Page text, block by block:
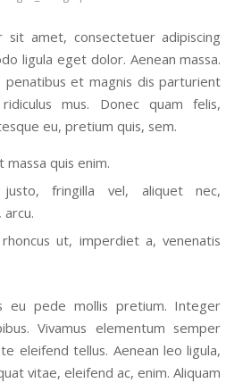
sit amet, consectetuer adipiscing
ligula eget dolor. Aenean massa.
penatibus et magnis dis parturient
mus. Donec quam felis,
eu, pretium quis, sem.
massa quis enim.
fringilla vel, aliquet nec,
ut, imperdiet a, venenatis
eu pede mollis pretium. Integer
Vivamus elementum semper
eleifend tellus. Aenean leo ligula,
vitae, eleifend ac, enim. Aliquam